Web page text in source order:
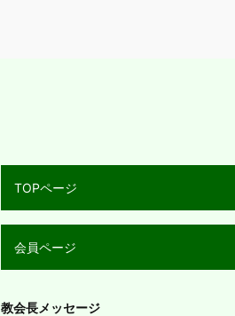
TOPページ
会員ページ
教会長メッセージ